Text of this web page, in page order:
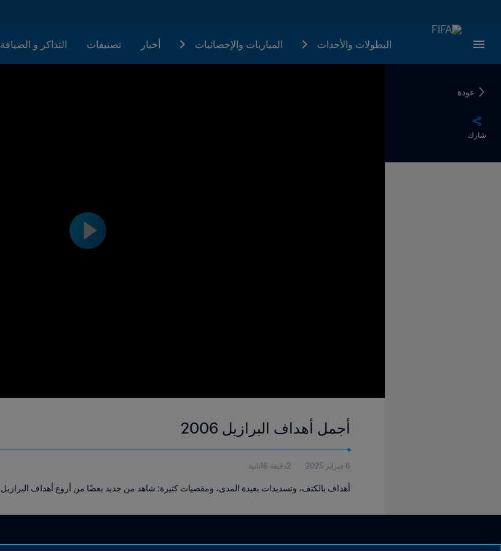
البطولات والأحدات المباريات والإحصائيات أخبار تصنيفات التذاكر و الضيافة
عودة
شارك
أجمل أهداف البرازيل 2006
6 فبراير 2025 2دقيقة 16ثانية
أهداف بالكتف، وتسديدات بعيدة المدى، ومقصيات كثيرة: شاهد من جديد بعضًا من أروع أهداف البرازيل 2006.